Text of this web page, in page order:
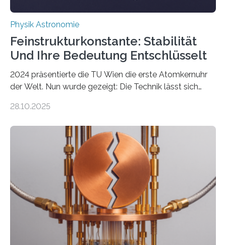
Physik Astronomie
Feinstrukturkonstante: Stabilität
Und Ihre Bedeutung Entschlüsselt
2024 präsentierte die TU Wien die erste Atomkernuhr
der Welt. Nun wurde gezeigt: Die Technik lässt sich
fundamentalen Physik nachzugehen. Thorium-
Messungen verwenden. Das hatte man jahrzehntelang
vermutet, weltweit war nach den passenden
Atomkern-Zuständen gesucht worden, 2024 gelang
einem Team der TU Wien mit Unterstützung
internationaler Partner der entscheidende Durchbruch:
Der lange diskutierte Thorium-Kernübergang wurde
gefunden. Kurz darauf konnte man zeigen, dass sich
Thorium tatsächlich nutzen lässt, um hochpräzise…
28.10.2025